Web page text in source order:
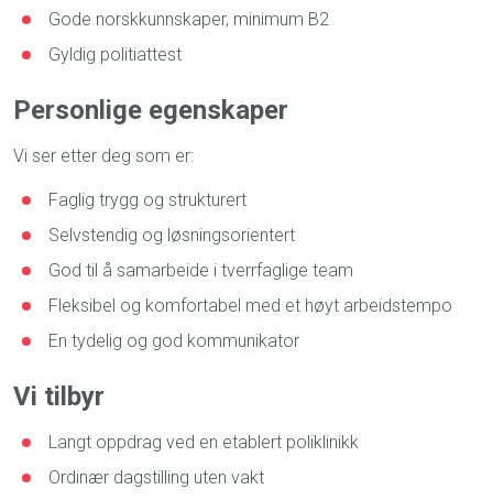
Gode norskkunnskaper, minimum B2
Gyldig politiattest
Personlige egenskaper
Vi ser etter deg som er:
Faglig trygg og strukturert
Selvstendig og løsningsorientert
God til å samarbeide i tverrfaglige team
Fleksibel og komfortabel med et høyt arbeidstempo
En tydelig og god kommunikator
Vi tilbyr
Langt oppdrag ved en etablert poliklinikk
Ordinær dagstilling uten vakt